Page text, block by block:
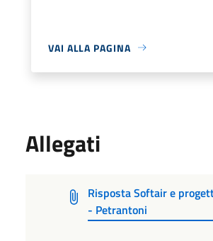
VAI ALLA PAGINA
Allegati
Risposta Softair e
- Petrantoni